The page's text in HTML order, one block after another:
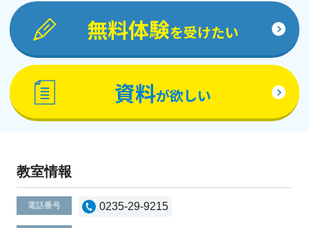
無料体験を受けたい
資料が欲しい
教室情報
電話番号 0235-29-9215